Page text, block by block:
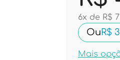
6x de R$
Ou R$
Mais